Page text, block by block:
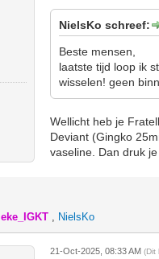
NielsKo schreef:
Beste mensen,
laatste tijd loop ik
wisselen! geen
Wellicht heb je
Deviant (Gingko
vaseline. Dan druk
, NielsKo
21-Oct-2025, 08:33 AM(Dit